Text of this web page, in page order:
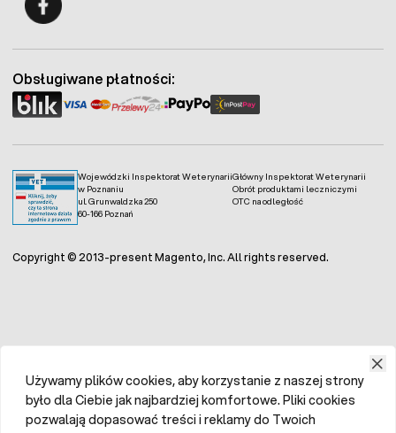
Wojewódzki Inspektorat Weterynarii
w Poznaniu
ul. Grunwaldzka 250
60-166 Poznań
Główny Inspektorat Weterynarii
Obrót produktami leczniczymi
OTC na odległość
Obsługiwane płatności:
Copyright © 2013-present Magento, Inc. All rights reserved.
Używamy plików cookies, aby korzystanie z naszej strony
było dla Ciebie jak najbardziej komfortowe. Pliki cookies
pozwalają dopasować treści i reklamy do Twoich